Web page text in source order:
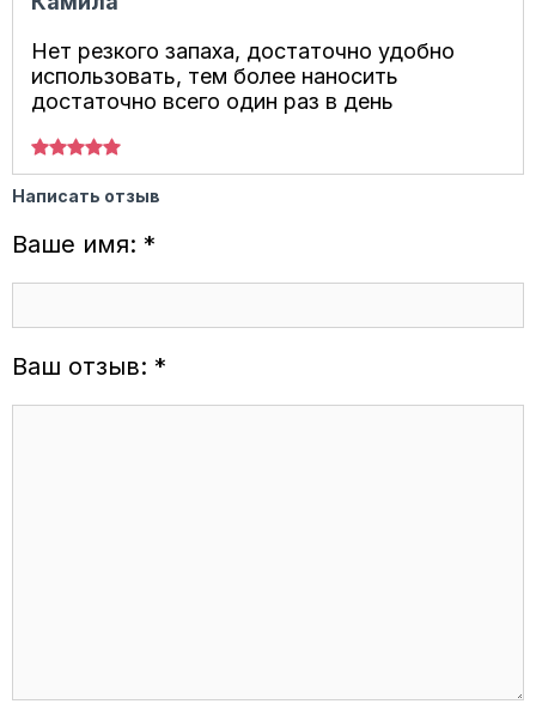
Нет резкого запаха, достаточно удобно
использовать, тем более наносить
достаточно всего один раз в день
Написать отзыв
Ваше имя: *
Ваш отзыв: *